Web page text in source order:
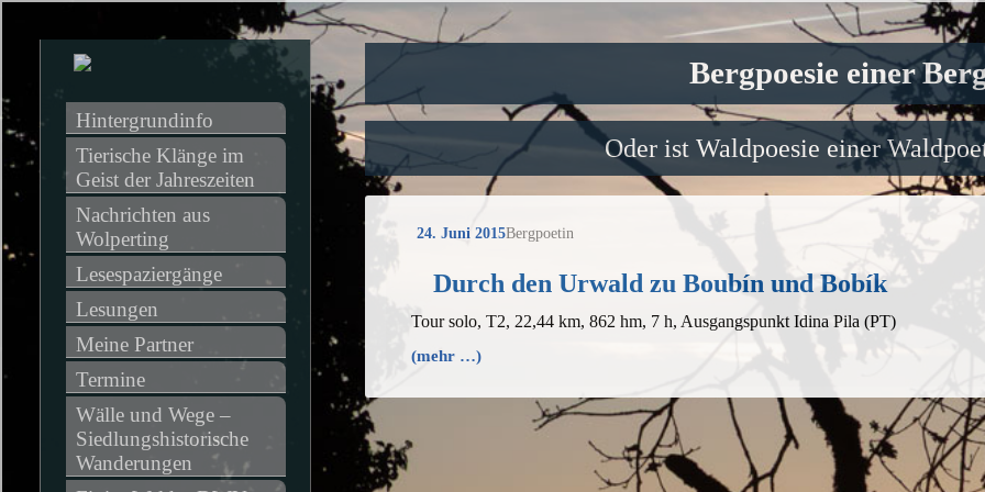
Bergpoesie einer
Oder ist Waldpoesie einer
24. Juni 2015Bergpoetin
Durch den Urwald zu Boubín und Bobík
Tour solo, T2, 22,44 km, 862 hm, 7 h, Ausgangspunkt Idina Pila (PT)
(mehr …)
Hintergrundinfo
Tierische Klänge im
Geist der Jahreszeiten
Nachrichten aus
Wolperting
Lesespaziergänge
Lesungen
Meine Partner
Termine
Wälle und Wege –
Siedlungshistorische
Wanderungen